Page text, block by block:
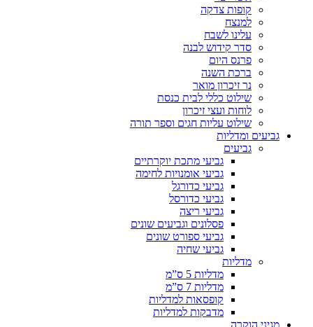
קופות צדקה
למנצח
עלינו לשבח
סדר קידוש לבנה
פרנס היום
ברכת השנה
נר זיכרון מואר
שילוט כללי לבית כנסת
לוחות ועצי זיכרון
שילוט עליות חגים וספר תורה
גביעים ומדליות
גביעים
גביעי מתכת יוקרתיים
גביעי אומנויות לחימה
גביעי כדורגל
גביעי כדורסל
גביעי ריצה
פסלונים וגביעים שונים
גביעי ספורט שונים
גביעי שחיה
מדליות
מדליות 5 ס”מ
מדליות 7 ס”מ
קופסאות למדליות
מדבקות למדליות
מגיני הוקרה